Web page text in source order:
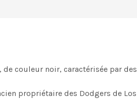
couleur noir, caractérisée par des
propriétaire des Dodgers de Los